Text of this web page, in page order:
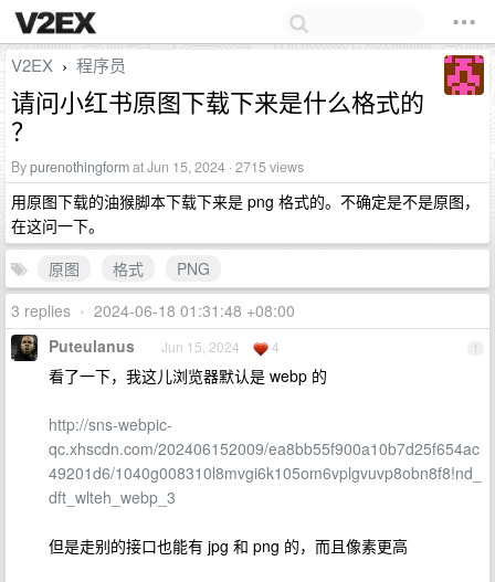
V2EX › 程序员
请问小红书原图下载下来是什么格式的
？
Bypurenothingformat Jun 15, 2024 · 2715 views
用原图下载的油猴脚本下载下来是 png 格式的。不确定是不是原图，
在这问一下。
原图
格式
PNG
3 replies • 2024-06-18 01:31:48 +08:00
1
Puteulanus Jun 15, 2024 4
看了一下，我这儿浏览器默认是 webp 的
http://sns-webpic-
qc.xhscdn.com/202406152009/ea8bb55f900a10b7d25f654ac
49201d6/1040g008310l8mvgi6k105om6vplgvuvp8obn8f8!nd_
dft_wlteh_webp_3
但是走别的接口也能有 jpg 和 png 的，而且像素更高